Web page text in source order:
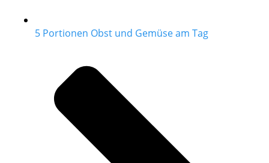
5 Portionen Obst und Gemüse am Tag